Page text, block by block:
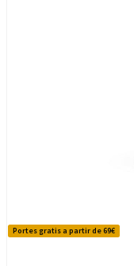
Portes gratis a partir de 69€